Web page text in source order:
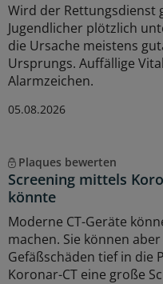
Wird der Rettungsdienst
Jugendlicher plötzlich
die Ursache meistens
Ursprungs. Auffällige
Alarmzeichen.
05.08.2026
Plaques bewerten
Screening mittels
könnte
Moderne CT-Geräte
machen. Sie können
Gefäßschäden tief in die
Koronar-CT eine große